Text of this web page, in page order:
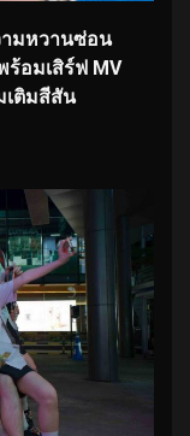
ามหวานซ่อน
ร้อมเสิร์ฟ MV
เติมสีสัน